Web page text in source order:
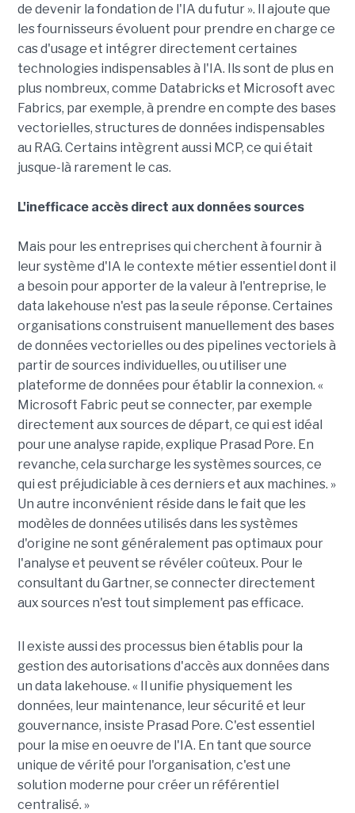
de devenir la fondation de l'IA du futur ». Il ajoute que
les fournisseurs évoluent pour prendre en charge ce
cas d'usage et intégrer directement certaines
technologies indispensables à l'IA. Ils sont de plus en
plus nombreux, comme Databricks et Microsoft avec
Fabrics, par exemple, à prendre en compte des bases
vectorielles, structures de données indispensables
au RAG. Certains intègrent aussi MCP, ce qui était
jusque-là rarement le cas.
L'inefficace accès direct aux données sources
Mais pour les entreprises qui cherchent à fournir à
leur système d'IA le contexte métier essentiel dont il
a besoin pour apporter de la valeur à l'entreprise, le
data lakehouse n'est pas la seule réponse. Certaines
organisations construisent manuellement des bases
de données vectorielles ou des pipelines vectoriels à
partir de sources individuelles, ou utiliser une
plateforme de données pour établir la connexion. «
Microsoft Fabric peut se connecter, par exemple
directement aux sources de départ, ce qui est idéal
pour une analyse rapide, explique Prasad Pore. En
revanche, cela surcharge les systèmes sources, ce
qui est préjudiciable à ces derniers et aux machines. »
Un autre inconvénient réside dans le fait que les
modèles de données utilisés dans les systèmes
d'origine ne sont généralement pas optimaux pour
l'analyse et peuvent se révéler coûteux. Pour le
consultant du Gartner, se connecter directement
aux sources n'est tout simplement pas efficace.
Il existe aussi des processus bien établis pour la
gestion des autorisations d'accès aux données dans
un data lakehouse. « Il unifie physiquement les
données, leur maintenance, leur sécurité et leur
gouvernance, insiste Prasad Pore. C'est essentiel
pour la mise en oeuvre de l'IA. En tant que source
unique de vérité pour l'organisation, c'est une
solution moderne pour créer un référentiel
centralisé. »